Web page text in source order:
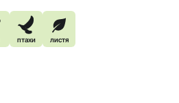
птахи листя